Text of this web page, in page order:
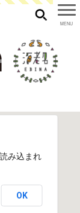
み込まれ
OK